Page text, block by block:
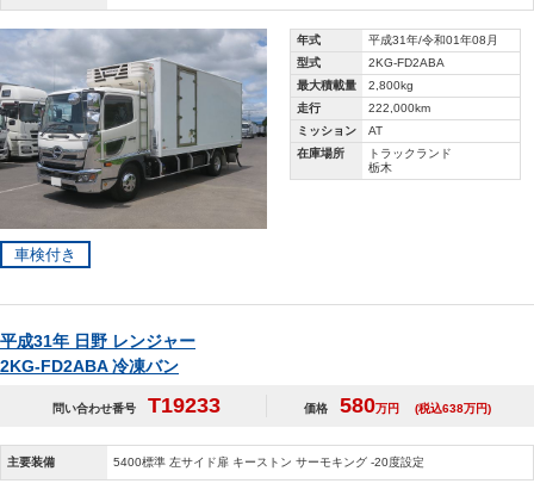
年式
平成31年/令和01年08月
型式
2KG-FD2ABA
最大積載量
2,800kg
走行
222,000km
ミッション
AT
在庫場所
トラックランド
栃木
車検付き
平成31年 日野 レンジャー
2KG-FD2ABA 冷凍バン
問い合わせ番号 T19233 価格 580万円 (税込638万円)
主要装備 5400標準 左サイド扉 キーストン サーモキング -20度設定